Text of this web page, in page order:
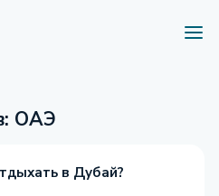
ОАЭ
в Дубай?